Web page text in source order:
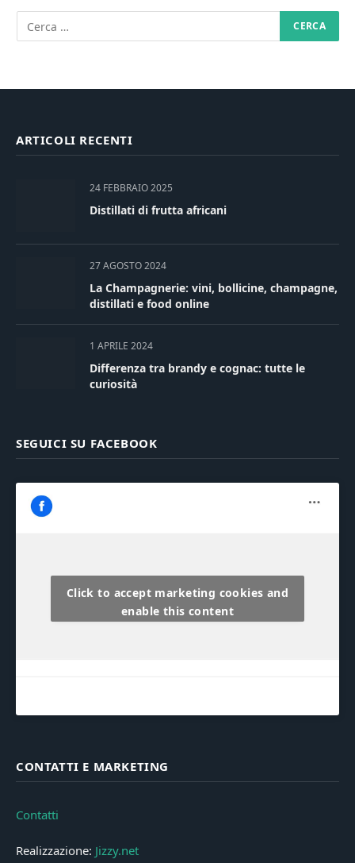
ARTICOLI RECENTI
24 FEBBRAIO 2025
Distillati di frutta africani
27 AGOSTO 2024
La Champagnerie: vini, bollicine, champagne,
distillati e food online
1 APRILE 2024
Differenza tra brandy e cognac: tutte le
curiosità
SEGUICI SU FACEBOOK
Click to accept marketing cookies and
enable this content
CONTATTI E MARKETING
Contatti
Realizzazione: Jizzy.net